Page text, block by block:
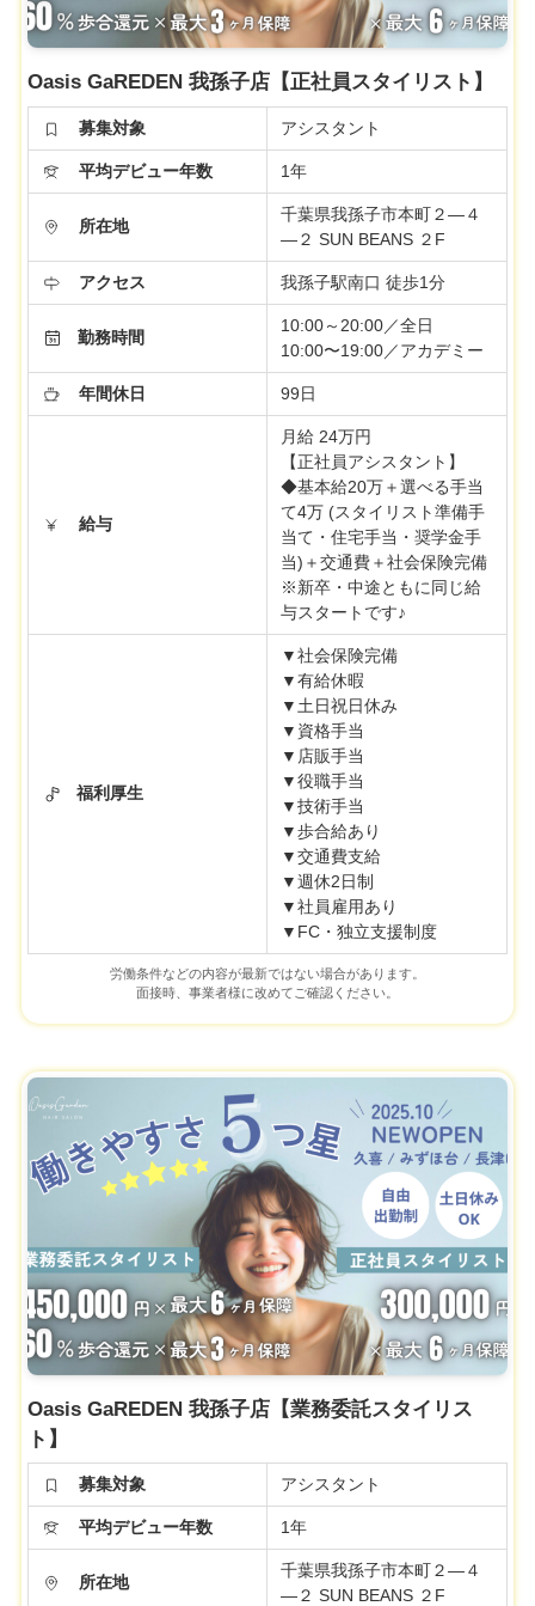
Oasis GaREDEN 我孫子店【正社員スタイリスト】
募集対象 アシスタント
平均デビュー年数 1年
所在地
千葉県我孫子市本町２―４
―２ SUN BEANS ２F
アクセス 我孫子駅南口 徒歩1分
勤務時間
10:00～20:00／全日
10:00〜19:00／アカデミー
年間休日 99日
給与
月給 24万円
【正社員アシスタント】
◆基本給20万＋選べる手当
て4万 (スタイリスト準備手
当て・住宅手当・奨学金手
当)＋交通費＋社会保険完備
※新卒・中途ともに同じ給
与スタートです♪
福利厚生
▼社会保険完備
▼有給休暇
▼土日祝日休み
▼資格手当
▼店販手当
▼役職手当
▼技術手当
▼歩合給あり
▼交通費支給
▼週休2日制
▼社員雇用あり
▼FC・独立支援制度
労働条件などの内容が最新ではない場合があります。
面接時、事業者様に改めてご確認ください。
Oasis GaREDEN 我孫子店【業務委託スタイリス
ト】
募集対象 アシスタント
平均デビュー年数 1年
所在地
千葉県我孫子市本町２―４
―２ SUN BEANS ２F